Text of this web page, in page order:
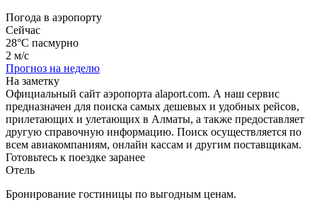
Погода в аэропорту
Сейчас
28°C пасмурно
2 м/с
Прогноз на неделю
На заметку
Официальный сайт аэропорта alaport.com. А наш сервис
предназначен для поиска самых дешевых и удобных рейсов,
прилетающих и улетающих в Алматы, а также предоставляет
другую справочную информацию. Поиск осуществляется по
всем авиакомпаниям, онлайн кассам и другим поставщикам.
Готовьтесь к поездке заранее
Отель
Бронирование гостиницы по выгодным ценам.